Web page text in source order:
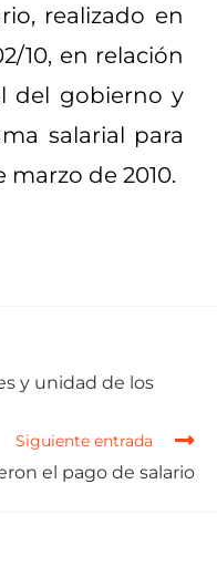
realizado en
10, en relación
del gobierno y
salarial para
marzo de 2010.
y unidad de los
Siguiente entrada
el pago de salario